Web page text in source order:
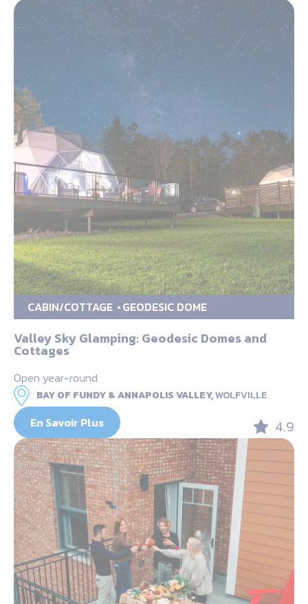
CABIN/COTTAGE GEODESIC DOME
Valley Sky Glamping: Geodesic Domes and
Cottages
Open year-round
BAY OF FUNDY & ANNAPOLIS VALLEY,WOLFVILLE
En Savoir Plus 4.9